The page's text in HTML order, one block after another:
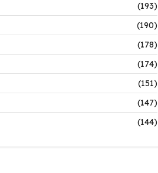
(193)
(190)
(178)
(174)
(151)
(147)
(144)